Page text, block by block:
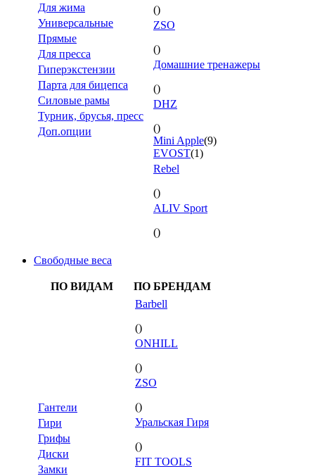
Для жима
Универсальные
Прямые
Для пресса
Гиперэкстензии
Парта для бицепса
Силовые рамы
Турник, брусья, пресс
Доп.опции
()
ZSO
()
Домашние тренажеры
()
DHZ
()
Mini Apple(9)
EVOST(1)
Rebel
()
ALIV Sport
()
Свободные веса
ПО ВИДАМ ПО БРЕНДАМ
Гантели
Гири
Грифы
Диски
Замки
Barbell
()
ONHILL
()
ZSO
()
Уральская Гиря
()
FIT TOOLS